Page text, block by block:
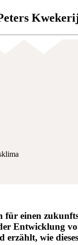
für einen
Entwicklung
wie